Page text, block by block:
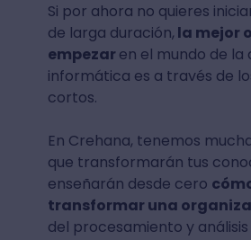
Si por ahora no quieres
de larga duración, la mejor
empezar en el mundo de la
informática es a través de
cortos.
En Crehana, tenemos
que transformarán tus
enseñarán desde cero
transformar una
del procesamiento y